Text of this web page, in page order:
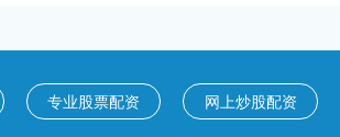
专业股票配资 网上炒股配资